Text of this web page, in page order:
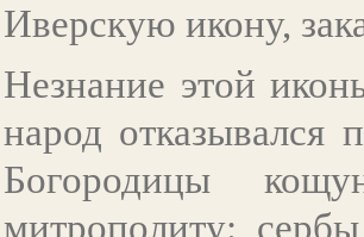
Иверскую икону,
Незнание этой
народ отказывался
Богородицы
митрополиту: